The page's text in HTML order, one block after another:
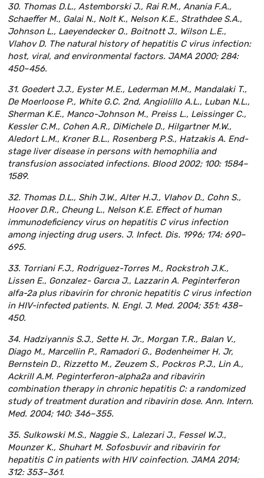
30. Thomas D.L., Astemborski J., Rai R.M., Anania F.A.,
Schaeffer M., Galai N., Nolt K., Nelson K.E., Strathdee S.A.,
Johnson L., Laeyendecker O., Boitnott J., Wilson L.E.,
Vlahov D. The natural history of hepatitis C virus infection:
host, viral, and environmental factors. JAMA 2000; 284:
450–456.
31. Goedert J.J., Eyster M.E., Lederman M.M., Mandalaki T.,
De Moerloose P., White G.C. 2nd, Angiolillo A.L., Luban N.L.,
Sherman K.E., Manco-Johnson M., Preiss L., Leissinger C.,
Kessler C.M., Cohen A.R., DiMichele D., Hilgartner M.W.,
Aledort L.M., Kroner B.L., Rosenberg P.S., Hatzakis A. End-
stage liver disease in persons with hemophilia and
transfusion associated infections. Blood 2002; 100: 1584–
1589.
32. Thomas D.L., Shih J.W., Alter H.J., Vlahov D., Cohn S.,
Hoover D.R., Cheung L., Nelson K.E. Effect of human
immunodeficiency virus on hepatitis C virus infection
among injecting drug users. J. Infect. Dis. 1996; 174: 690–
695.
33. Torriani F.J., Rodriguez-Torres M., Rockstroh J.K.,
Lissen E., Gonzalez- Garcıa J., Lazzarin A. Peginterferon
alfa-2a plus ribavirin for chronic hepatitis C virus infection
in HIV-infected patients. N. Engl. J. Med. 2004; 351: 438–
450.
34. Hadziyannis S.J., Sette H. Jr., Morgan T.R., Balan V.,
Diago M., Marcellin P., Ramadori G., Bodenheimer H. Jr,
Bernstein D., Rizzetto M., Zeuzem S., Pockros P.J., Lin A.,
Ackrill A.M. Peginterferon-alpha2a and ribavirin
combination therapy in chronic hepatitis C: a randomized
study of treatment duration and ribavirin dose. Ann. Intern.
Med. 2004; 140: 346–355.
35. Sulkowski M.S., Naggie S., Lalezari J., Fessel W.J.,
Mounzer K., Shuhart M. Sofosbuvir and ribavirin for
hepatitis C in patients with HIV coinfection. JAMA 2014;
312: 353–361.